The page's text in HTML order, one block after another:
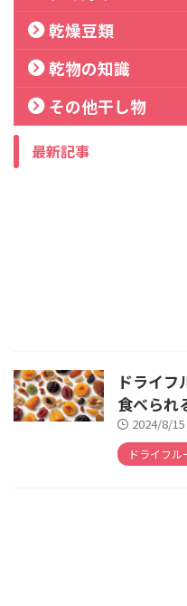
乾燥豆類
乾物の知識
その他干し物
最新記事
ドライフ
食べられ
2024/8/15
ドライフル